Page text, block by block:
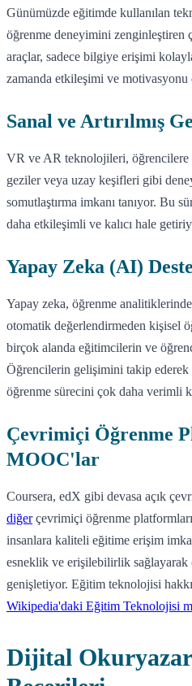
Günümüzde eğitimde kullanılan
öğrenme deneyimini zenginleştiren
araçlar, sadece bilgiye erişimi
zamanda etkileşimi ve motivasyonu
Sanal ve Artırılmış
VR ve AR teknolojileri, öğrencilere
geziler veya uzay keşifleri gibi
somutlaştırma imkanı tanıyor. Bu
daha etkileşimli ve kalıcı hale
Yapay Zeka (AI)
Yapay zeka, öğrenme
otomatik değerlendirmeden kişisel
birçok alanda eğitimcilerin ve
Öğrencilerin gelişimini takip ederek
öğrenme sürecini çok daha verimli
Çevrimiçi Öğrenme
MOOC'lar
Coursera, edX gibi devasa açık
diğerçevrimiçi öğrenme
insanlara kaliteli eğitime erişim
esneklik ve erişilebilirlik sağlayarak
genişletiyor. Eğitim teknolojisi
Wikipedia'daki Eğitim Teknolojisi
Dijital